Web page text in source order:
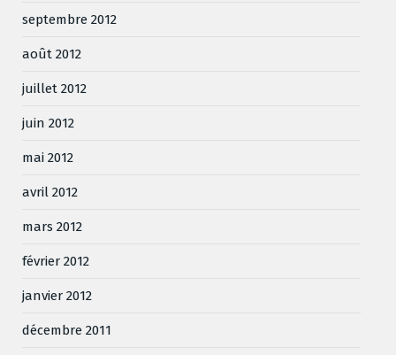
septembre 2012
août 2012
juillet 2012
juin 2012
mai 2012
avril 2012
mars 2012
février 2012
janvier 2012
décembre 2011